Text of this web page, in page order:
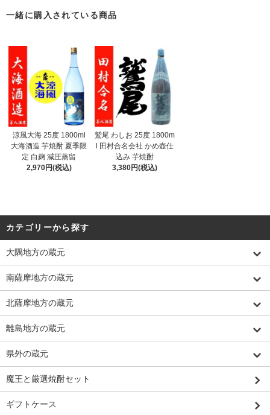
一緒に購入されている商品
涼風大海 25度 1800ml
大海酒造 芋焼酎 夏季限
定 白麹 減圧蒸留
2,970円(税込)
鷲尾 わしお 25度 1800m
l 田村合名会社 かめ壺仕
込み 芋焼酎
3,380円(税込)
カテゴリーから探す
大隅地方の蔵元
南薩摩地方の蔵元
北薩摩地方の蔵元
離島地方の蔵元
県外の蔵元
魔王と厳選焼酎セット
ギフトケース